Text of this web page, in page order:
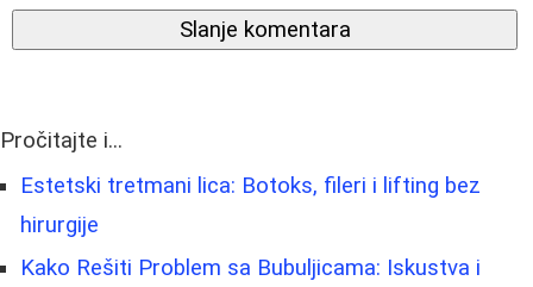
Slanje komentara
Pročitajte i...
Estetski tretmani lica: Botoks, fileri i lifting bez
hirurgije
Kako Rešiti Problem sa Bubuljicama: Iskustva i